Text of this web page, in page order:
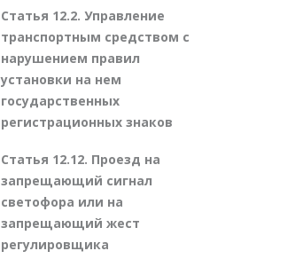
Статья 12.2. Управление
транспортным средством с
нарушением правил
установки на нем
государственных
регистрационных знаков
Статья 12.12. Проезд на
запрещающий сигнал
светофора или на
запрещающий жест
регулировщика